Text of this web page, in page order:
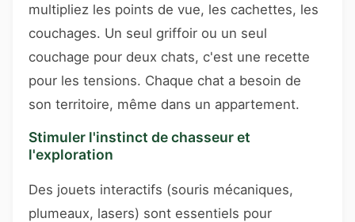
multipliez les points de vue, les cachettes, les
couchages. Un seul griffoir ou un seul
couchage pour deux chats, c'est une recette
pour les tensions. Chaque chat a besoin de
son territoire, même dans un appartement.
Stimuler l'instinct de chasseur et
l'exploration
Des jouets interactifs (souris mécaniques,
plumeaux, lasers) sont essentiels pour